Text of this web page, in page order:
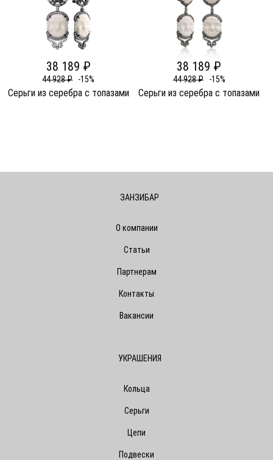
38 189 ₽
44 928 ₽ -15%
Серьги из серебра c топазами
38 189 ₽
44 928 ₽ -15%
Серьги из серебра c топазами
ЗАНЗИБАР
О компании
Статьи
Партнерам
Контакты
Вакансии
УКРАШЕНИЯ
Кольца
Серьги
Цепи
Подвески